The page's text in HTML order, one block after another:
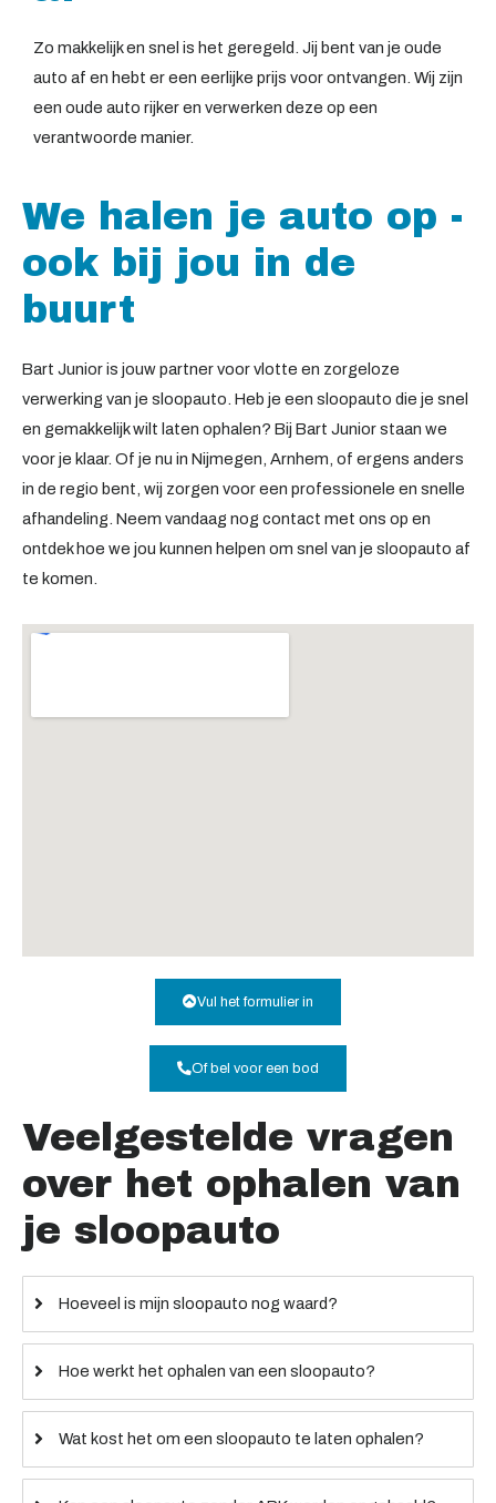
Zo makkelijk en snel is het geregeld. Jij bent van je oude
auto af en hebt er een eerlijke prijs voor ontvangen. Wij zijn
een oude auto rijker en verwerken deze op een
verantwoorde manier.
We halen je auto op -
ook bij jou in de
buurt
Bart Junior is jouw partner voor vlotte en zorgeloze
verwerking van je sloopauto. Heb je een sloopauto die je snel
en gemakkelijk wilt laten ophalen? Bij Bart Junior staan we
voor je klaar. Of je nu in Nijmegen, Arnhem, of ergens anders
in de regio bent, wij zorgen voor een professionele en snelle
afhandeling. Neem vandaag nog contact met ons op en
ontdek hoe we jou kunnen helpen om snel van je sloopauto af
te komen.
Vul het formulier in
Of bel voor een bod
Veelgestelde vragen
over het ophalen van
je sloopauto
Hoeveel is mijn sloopauto nog waard?
Hoe werkt het ophalen van een sloopauto?
Wat kost het om een sloopauto te laten ophalen?